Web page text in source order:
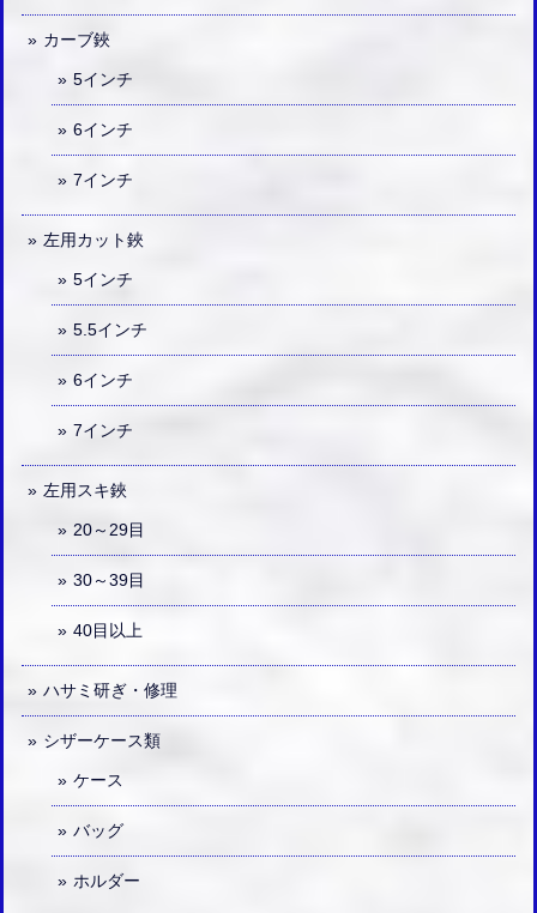
カーブ鋏
5インチ
6インチ
7インチ
左用カット鋏
5インチ
5.5インチ
6インチ
7インチ
左用スキ鋏
20～29目
30～39目
40目以上
ハサミ研ぎ・修理
シザーケース類
ケース
バッグ
ホルダー